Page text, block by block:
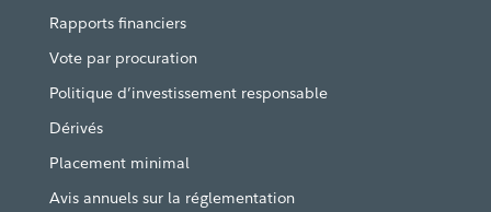
Rapports financiers
Vote par procuration
Politique d’investissement responsable
Dérivés
Placement minimal
Avis annuels sur la réglementation